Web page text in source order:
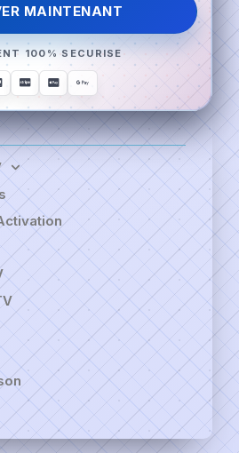
MAINTENANT
100% SECURISE